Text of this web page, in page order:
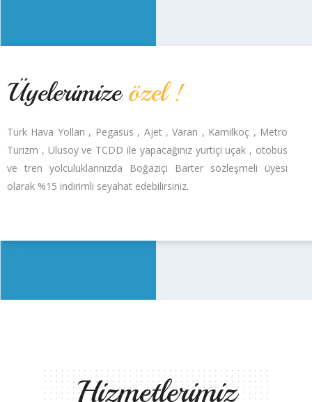
Üyelerimizeözel !
Türk Hava Yolları , Pegasus , Ajet , Varan , Kamilkoç , Metro
Turizm , Ulusoy ve TCDD ile yapacağınız yurtiçi uçak , otobüs
ve tren yolculuklarınızda Boğaziçi Barter sözleşmeli üyesi
olarak %15 indirimli seyahat edebilirsiniz.
Hizmetlerimiz